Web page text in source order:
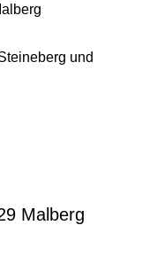
und
Malberg